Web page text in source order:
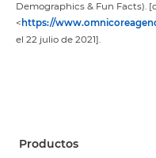
Demographics & Fun Facts).
< https://
el 22 julio de 2021].
Productos